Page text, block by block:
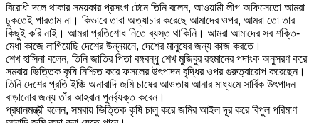
বিরোধী দলে থাকার সময়কার প্রসংগ টেনে তিনি বলেন, আওয়ামী লীগ অফিসেতো আমরা
ঢুকতেই পারতাম না। কিভাবে তারা অত্যাচার করেছে আমাদের ওপর, আমরা তো তার
কিছুই করি নাই। আমরা প্রতিশোধ নিতে ব্যস্ত থাকিনি। আমরা আমাদের সব শক্তি-
মেধা কাজে লাগিয়েছি দেশের উন্নয়নে, দেশের মানুষের জন্য কাজ করতে।
শেখ হাসিনা বলেন, তিনি জাতির পিতা বঙ্গবন্ধু শেখ মুজিবুর রহমানের পদাংক অনুসরণ করে
সমবায় ভিত্তিক কৃষি নিশ্চিত করে ফসলের উৎপাদন বৃদ্ধির ওপর গুরুত্বারোপ করেছেন।
তিনি দেশের প্রতি ইঞ্চি অনাবাদি জমি চাষের আওতায় আনার মাধ্যমে সার্বিক উৎপাদন
বাড়ানোর জন্য তাঁর আহবান পুনর্ব্যক্ত করেন।
প্রধানমন্ত্রী বলেন, সমবায় ভিত্তিক কৃষি চালু করে জমির আইল দূর করে বিপুল পরিমাণ